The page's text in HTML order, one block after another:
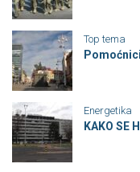
Top tema
Energetika
KAKO SE